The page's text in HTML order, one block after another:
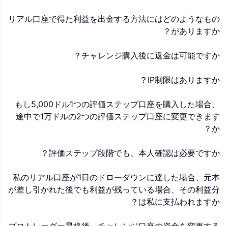
リアル口座で得た利益を出金する方法にはどのようなもの
がありますか？
チャレンジ購入後に返金は可能ですか？
IP制限はありますか？
もし5,000ドル1つの評価ステップ口座を購入した場合、
途中で1万ドルの2つの評価ステップ口座に変更できます
か？
評価ステップ段階でも、本人確認は必要ですか？
私のリアル口座が1日のドローダウンに達した場合、元本
が差し引かれた後でも利益が残っている場合、その利益分
は私に支払われますか？